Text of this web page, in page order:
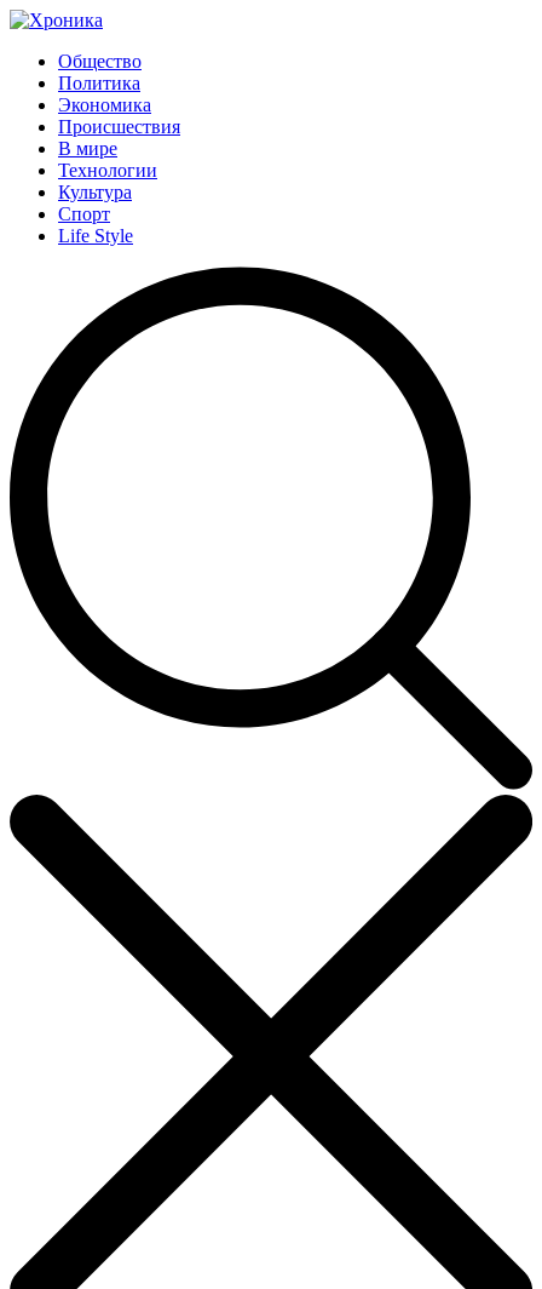
Общество
Политика
Экономика
Происшествия
В мире
Технологии
Культура
Спорт
Life Style